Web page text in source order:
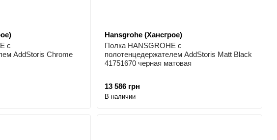
с
AddStoris Chrome
Hansgrohe (Хансгрое)
Полка HANSGROHE с
полотенцедержателем AddStoris Matt Black
41751670 черная матовая
13 586 грн
В наличии